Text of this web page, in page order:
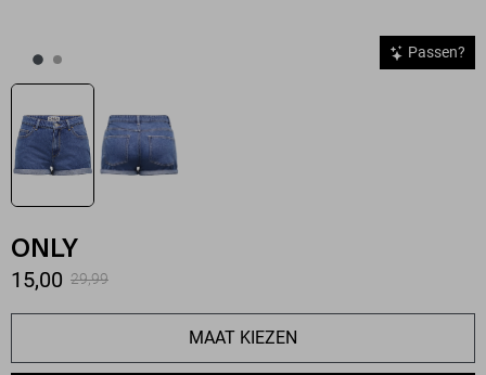
Passen?
ONLY
15,00 29,99
MAAT KIEZEN